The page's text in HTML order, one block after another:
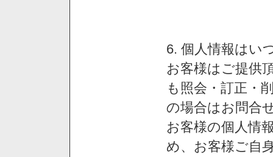
6. 個人情報はい
お客様はご提供
も照会・訂正・
の場合はお問合
お客様の個人情
め、お客様ご自